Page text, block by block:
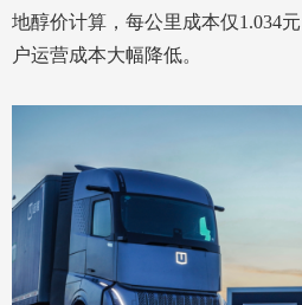
地醇价计算，每公里成本仅1.034
户运营成本大幅降低。